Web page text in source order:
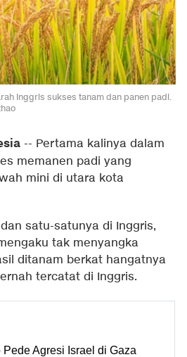
Inggris sukses tanam dan panen padi.
-- Pertama kalinya dalam
memanen padi yang
mini di utara kota
satu-satunya di Inggris,
tak menyangka
ditanam berkat hangatnya
tercatat di Inggris.
Pede Agresi Israel di Gaza